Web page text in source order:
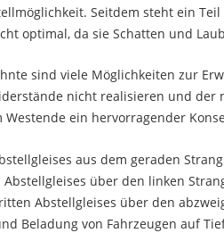
Seitdem steht ein
optimal, da sie Schatten und
sind viele Möglichkeiten zur
nicht realisieren und der
ein hervorragender
aus dem geraden
über den linken
Abstellgleises über den
Beladung von Fahrzeugen auf